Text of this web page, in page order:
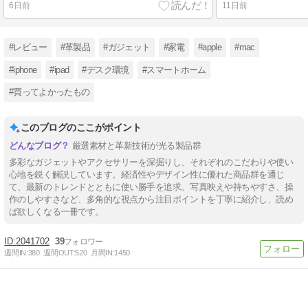
6日前 11日前
#レビュー #革製品 #ガジェット #家電 #apple #mac
#iphone #ipad #デスク環境 #スマートホーム
#買ってよかったもの
このブログのここがポイント
厳選素材と革新技術が光る製品群
多彩なガジェットやアクセサリーを深掘りし、それぞれのこだわりや使い
心地を鋭く解説しています。経済性やデザイン性に優れた商品群を通じ
て、最新のトレンドとともに使い勝手を追求。写真映えや持ちやすさ、操
作のしやすさなど、多角的な視点から注目ポイントを丁寧に紹介し、読め
ば欲しくなる一冊です。
2041702 39
週間IN:380 週間OUT:520 月間IN:1450